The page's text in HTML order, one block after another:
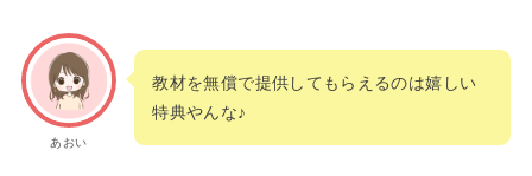
あおい
教材を無償で提供してもらえるのは嬉しい
特典やんな♪